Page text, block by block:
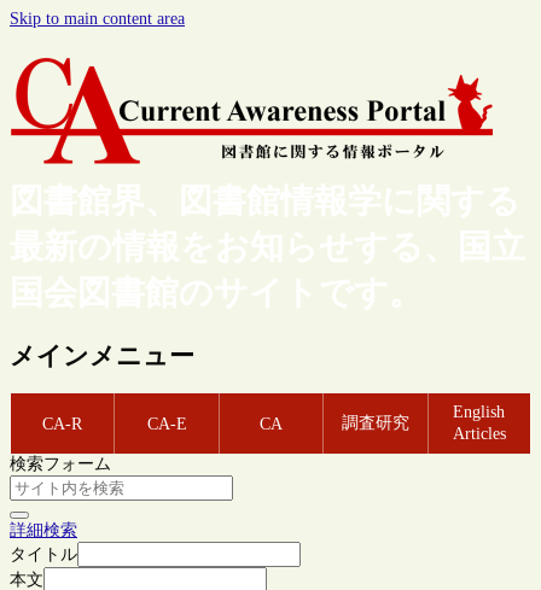
Skip to main content area
図書館界、図書館情報学に関する
最新の情報をお知らせする、国立
国会図書館のサイトです。
メインメニュー
CA-R CA-E CA 調査研究
English
Articles
検索フォーム
詳細検索
タイトル
本文